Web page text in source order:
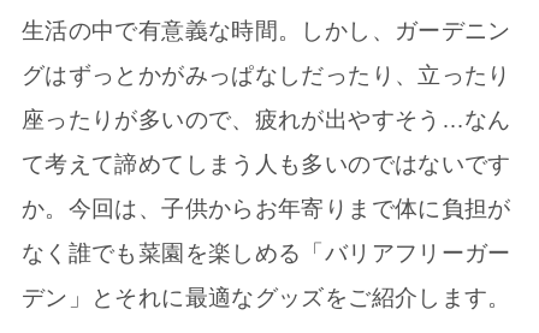
生活の中で有意義な時間。しかし、ガーデニン
グはずっとかがみっぱなしだったり、立ったり
座ったりが多いので、疲れが出やすそう…なん
て考えて諦めてしまう人も多いのではないです
か。今回は、子供からお年寄りまで体に負担が
なく誰でも菜園を楽しめる「バリアフリーガー
デン」とそれに最適なグッズをご紹介します。